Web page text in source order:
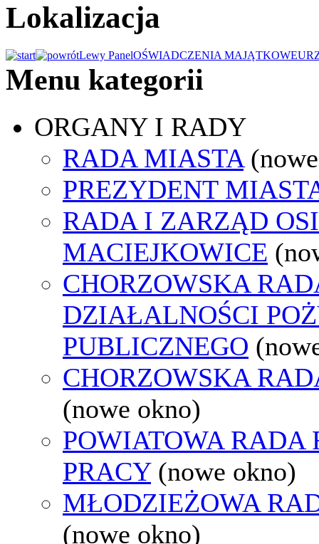
Lokalizacja
Lewy PanelOŚWIADCZENIA MAJĄTKOWE
Menu kategorii
ORGANY I RADY
RADA MIASTA
PREZYDENT
RADA I ZARZĄD
MACIEJKOWICE
CHORZOWSKA
DZIAŁALNOŚCI
PUBLICZNEGO
CHORZOWSKA
(nowe okno)
POWIATOWA RADA
PRACY (nowe okno)
MŁODZIEŻOWA
(nowe okno)